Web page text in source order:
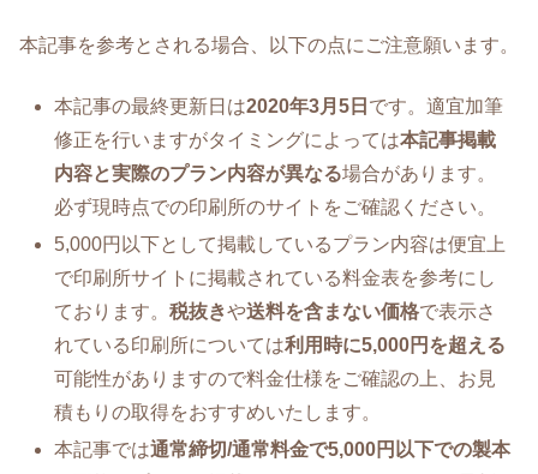
本記事を参考とされる場合、以下の点にご注意願います。
本記事の最終更新日は2020年3月5日 です。適宜加筆
修正を行いますがタイミングによっては本記事掲載
内容と実際のプラン内容が異なる場合があります。
必ず現時点での印刷所のサイトをご確認ください。
5,000円以下として掲載しているプラン内容は便宜上
で印刷所サイトに掲載されている料金表を参考にし
ております。税抜きや送料を含まない価格で表示さ
れている印刷所については利用時に5,000円を超える
可能性がありますので料金仕様をご確認の上、お見
積もりの取得をおすすめいたします。
本記事では通常締切/通常料金で5,000円以下での製本